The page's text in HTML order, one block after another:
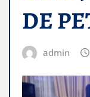
DE
admin